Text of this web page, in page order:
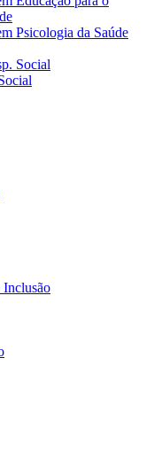
Psicologia da Saúde
Social
Inclusão